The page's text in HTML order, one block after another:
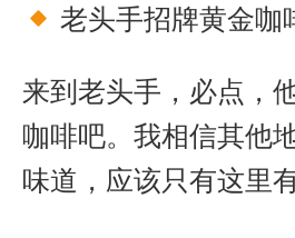
老头手招牌黄金咖
来到老头手，必点，
咖啡吧。我相信其他
味道，应该只有这里